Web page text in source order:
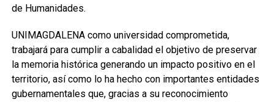
de Humanidades.
UNIMAGDALENA como universidad comprometida,
trabajará para cumplir a cabalidad el objetivo de preservar
la memoria histórica generando un impacto positivo en el
territorio, así como lo ha hecho con importantes entidades
gubernamentales que, gracias a su reconocimiento